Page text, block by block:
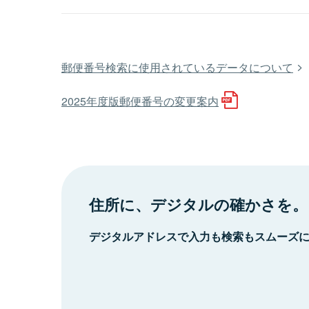
郵便番号検索に使用されているデータについて
2025年度版郵便番号の変更案内
住所に、デジタルの確かさを。
デジタルアドレスで入力も検索もスムーズ